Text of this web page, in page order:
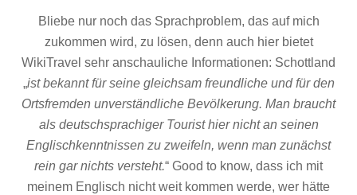
Bliebe nur noch das Sprachproblem, das auf mich
zukommen wird, zu lösen, denn auch hier bietet
WikiTravel sehr anschauliche Informationen: Schottland
„ist bekannt für seine gleichsam freundliche und für den
Ortsfremden unverständliche Bevölkerung. Man braucht
als deutschsprachiger Tourist hier nicht an seinen
Englischkenntnissen zu zweifeln, wenn man zunächst
rein gar nichts versteht.“ Good to know, dass ich mit
meinem Englisch nicht weit kommen werde, wer hätte